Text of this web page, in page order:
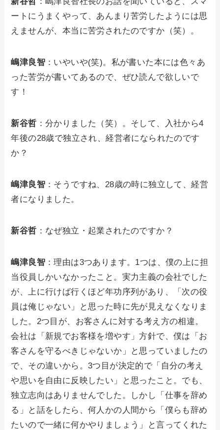
ートにうまくやって、あんまり苦労したようには思
えませんが、本当に苦労されたのですか（笑）。
嶋津良智 ：いやいや(笑)。私が書いた本には色々あ
った苦労が書いてあるので、ぜひ読んで欲しいで
す！
新谷哲 ：分かりました（笑）。そして、入社から4
年後の28歳で独立され、経営者になられたのです
か？
嶋津良智 ：そうですね、28歳の時に独立して、経営
者になりました。
新谷哲 ：なぜ独立・起業されたのですか？
嶋津良智 ：理由は3つあります。1つは、僕の上に担
当役員しかいなかったこと。実力主義の会社でした
が、上に行けば行くほど年功序列があり、「次の役
員は俺じゃない」と思った時に先が見えなくなりま
した。2つ目が、お客さんに対する考え方の相違。
会社は「新規でお客様を増やす」方針で、僕は「お
客さんを守るべきじゃないか」と思っていましたの
で、その違いから。3つ目が決定的で「自分の考え
や思いを自由に反映したい」と思ったこと。でも、
独立志向はありませんでした。しかし「仕事を辞め
る」と話をしたら、何人かの人間から「僕らも辞め
たいので一緒に何かやりましょう」と言ってくれた